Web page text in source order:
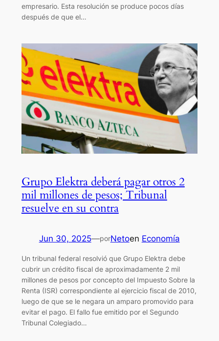
empresario. Esta resolución se produce pocos días
después de que el…
Grupo Elektra deberá pagar otros 2
mil millones de pesos; Tribunal
resuelve en su contra
Jun 30, 2025—porNetoen Economía
Un tribunal federal resolvió que Grupo Elektra debe
cubrir un crédito fiscal de aproximadamente 2 mil
millones de pesos por concepto del Impuesto Sobre la
Renta (ISR) correspondiente al ejercicio fiscal de 2010,
luego de que se le negara un amparo promovido para
evitar el pago. El fallo fue emitido por el Segundo
Tribunal Colegiado…